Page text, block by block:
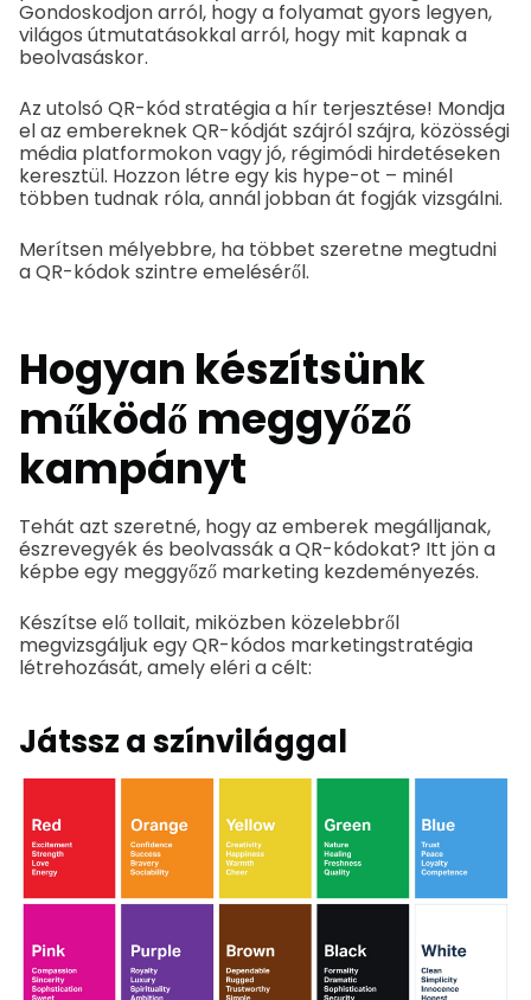
Gondoskodjon arról, hogy a folyamat gyors legyen,
világos útmutatásokkal arról, hogy mit kapnak a
beolvasáskor.
Az utolsó QR-kód stratégia a hír terjesztése! Mondja
el az embereknek QR-kódját szájról szájra, közösségi
média platformokon vagy jó, régimódi hirdetéseken
keresztül. Hozzon létre egy kis hype-ot – minél
többen tudnak róla, annál jobban át fogják vizsgálni.
Merítsen mélyebbre, ha többet szeretne megtudni
a QR-kódok szintre emeléséről.
Hogyan készítsünk
működő meggyőző
kampányt
Tehát azt szeretné, hogy az emberek megálljanak,
észrevegyék és beolvassák a QR-kódokat? Itt jön a
képbe egy meggyőző marketing kezdeményezés.
Készítse elő tollait, miközben közelebbről
megvizsgáljuk egy QR-kódos marketingstratégia
létrehozását, amely eléri a célt:
Játssz a színvilággal